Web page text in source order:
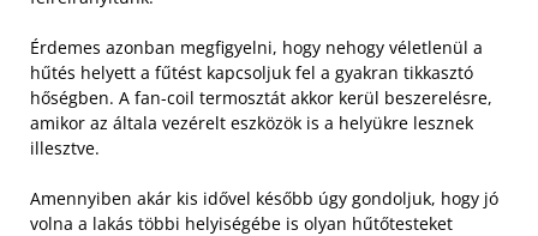
Érdemes azonban megfigyelni, hogy nehogy véletlenül a
hűtés helyett a fűtést kapcsoljuk fel a gyakran tikkasztó
hőségben. A fan-coil termosztát akkor kerül beszerelésre,
amikor az általa vezérelt eszközök is a helyükre lesznek
illesztve.
Amennyiben akár kis idővel később úgy gondoljuk, hogy jó
volna a lakás többi helyiségébe is olyan hűtőtesteket